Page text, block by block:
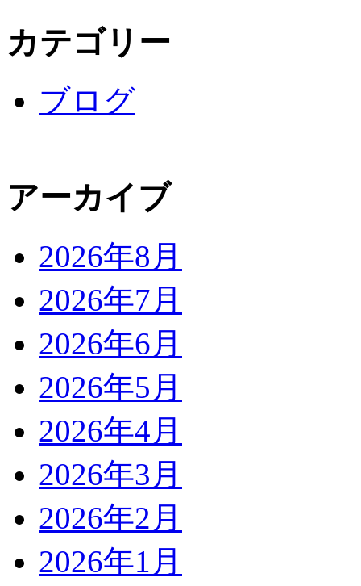
カテゴリー
ブログ
アーカイブ
2026年8月
2026年7月
2026年6月
2026年5月
2026年4月
2026年3月
2026年2月
2026年1月